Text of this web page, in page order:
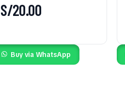
S/20.00
Buy via WhatsApp